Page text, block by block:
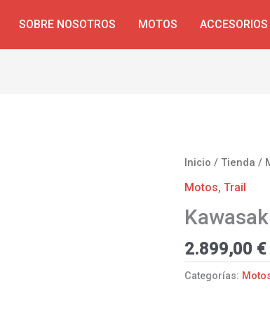
SOBRE NOSOTROS MOTOS ACCESORIOS
Inicio /Tienda /
Motos,Trail
2.899,00 €
Categorías: